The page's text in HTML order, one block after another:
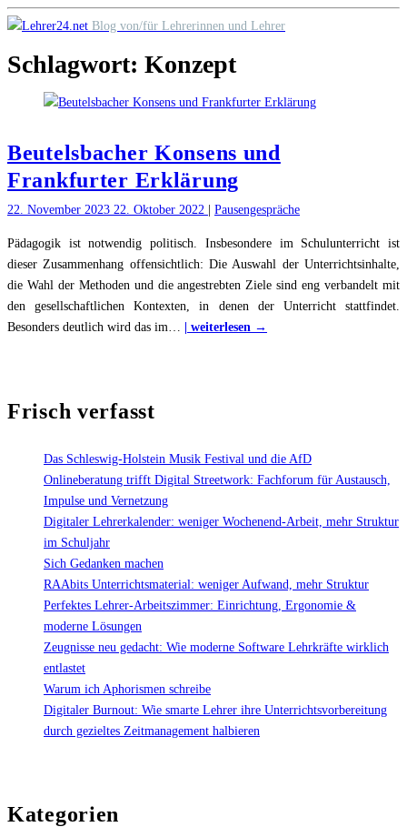
Skip
content
Blog von/für Lehrerinnen und Lehrer
Schlagwort: Konzept
Beutelsbacher Konsens und
Frankfurter Erklärung
22. November 2023 22. Oktober 2022 Pausengespräche
Pädagogik ist notwendig politisch. Insbesondere im Schulunterricht ist
dieser Zusammenhang offensichtlich: Die Auswahl der Unterrichtsinhalte,
die Wahl der Methoden und die angestrebten Ziele sind eng verbandelt mit
den gesellschaftlichen Kontexten, in denen der Unterricht stattfindet.
Besonders deutlich wird das im… | weiterlesen →
Frisch verfasst
Das Schleswig-Holstein Musik Festival und die AfD
Onlineberatung trifft Digital Streetwork: Fachforum für Austausch,
Impulse und Vernetzung
Digitaler Lehrerkalender: weniger Wochenend-Arbeit, mehr Struktur
im Schuljahr
Sich Gedanken machen
RAAbits Unterrichtsmaterial: weniger Aufwand, mehr Struktur
Perfektes Lehrer-Arbeitszimmer: Einrichtung, Ergonomie &
moderne Lösungen
Zeugnisse neu gedacht: Wie moderne Software Lehrkräfte wirklich
entlastet
Warum ich Aphorismen schreibe
Digitaler Burnout: Wie smarte Lehrer ihre Unterrichtsvorbereitung
durch gezieltes Zeitmanagement halbieren
Kategorien